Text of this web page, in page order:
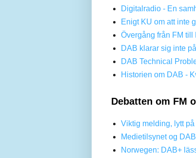
Digitalradio - En
Enigt KU om att inte
Övergång från FM
DAB klarar sig inte
DAB Technical
Historien om DAB -
Debatten om FM
Viktig melding, lytt
Medietilsynet og
Norwegen: DAB+